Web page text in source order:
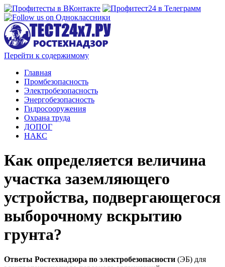
Перейти к содержимому
Главная
Промбезопасность
Электробезопасность
Энергобезопасность
Гидросооружения
Охрана труда
ДОПОГ
НАКС
Как определяется величина
участка заземляющего
устройства, подвергающегося
выборочному вскрытию
грунта?
Ответы Ростехнадзора по электробезопасности (ЭБ) для